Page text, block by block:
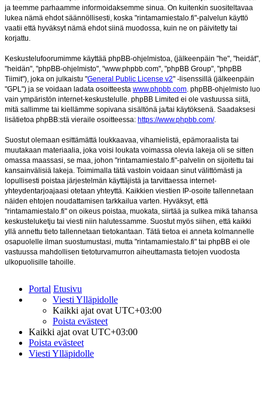
ja teemme parhaamme informoidaksemme sinua. On kuitenkin suositeltavaa
lukea nämä ehdot säännöllisesti, koska "rintamamiestalo.fi"-palvelun käyttö
vaatii että hyväksyt nämä ehdot siinä muodossa, kuin ne on päivitetty tai
korjattu.
Keskustelufoorumimme käyttää phpBB-ohjelmistoa, (jälkeenpäin "he", "heidät",
"heidän", "phpBB-ohjelmisto", "www.phpbb.com", "phpBB Group", "phpBB
Tiimit"), joka on julkaistu "General Public License v2" -lisenssillä (jälkeenpäin
"GPL") ja se voidaan ladata osoitteesta www.phpbb.com. phpBB-ohjelmisto luo
vain ympäristön internet-keskustelulle. phpBB Limited ei ole vastuussa siitä,
mitä sallimme tai kiellämme sopivana sisältönä ja/tai käytöksenä. Saadaksesi
lisätietoa phpBB:stä vieraile osoitteessa: https://www.phpbb.com/.
Suostut olemaan esittämättä loukkaavaa, vihamielistä, epämoraalista tai
muutakaan materiaalia, joka voisi loukata voimassa olevia lakeja oli se sitten
omassa maassasi, se maa, johon "rintamamiestalo.fi"-palvelin on sijoitettu tai
kansainvälisiä lakeja. Toimimalla tätä vastoin voidaan sinut välittömästi ja
lopullisesti poistaa järjestelmän käyttäjistä ja tarvittaessa internet-
yhteydentarjoajaasi otetaan yhteyttä. Kaikkien viestien IP-osoite tallennetaan
näiden ehtojen noudattamisen tarkkailua varten. Hyväksyt, että
"rintamamiestalo.fi" on oikeus poistaa, muokata, siirtää ja sulkea mikä tahansa
keskusteluketju tai viesti niin halutessamme. Suostut myös siihen, että kaikki
yllä annettu tieto tallennetaan tietokantaan. Tätä tietoa ei anneta kolmannelle
osapuolelle ilman suostumustasi, mutta "rintamamiestalo.fi" tai phpBB ei ole
vastuussa mahdollisen tietoturvamurron aiheuttamasta tietojen vuodosta
ulkopuolisille tahoille.
Portal Etusivu
Viesti Ylläpidolle
Kaikki ajat ovat UTC+03:00
Poista evästeet
Kaikki ajat ovat UTC+03:00
Poista evästeet
Viesti Ylläpidolle